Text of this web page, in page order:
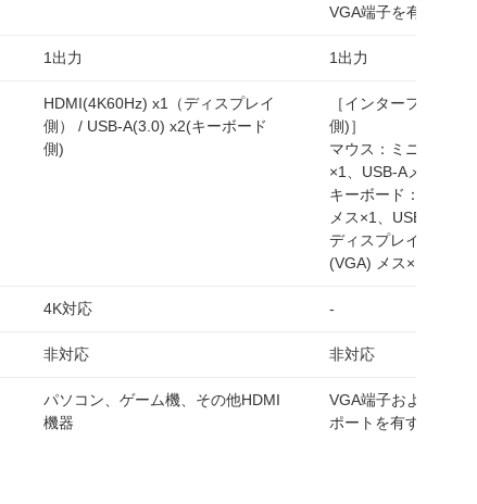
1出力
HDMI(4K60Hz) x1（ディスプレイ
側） / USB-A(3.0) x2(キーボード
側)
4K対応
非対応
パソコン、ゲーム機、その他HDMI
機器
VGA端子を有するも
1出力
［インターフェース
側)］
マウス：ミニDIN6ピ
×1、USB-Aメス×1
キーボード：ミニ
メス×1、USB-Aメス
ディスプレイ：D-
(VGA) メス×1
-
非対応
VGA端子および
ポートを有するパソ